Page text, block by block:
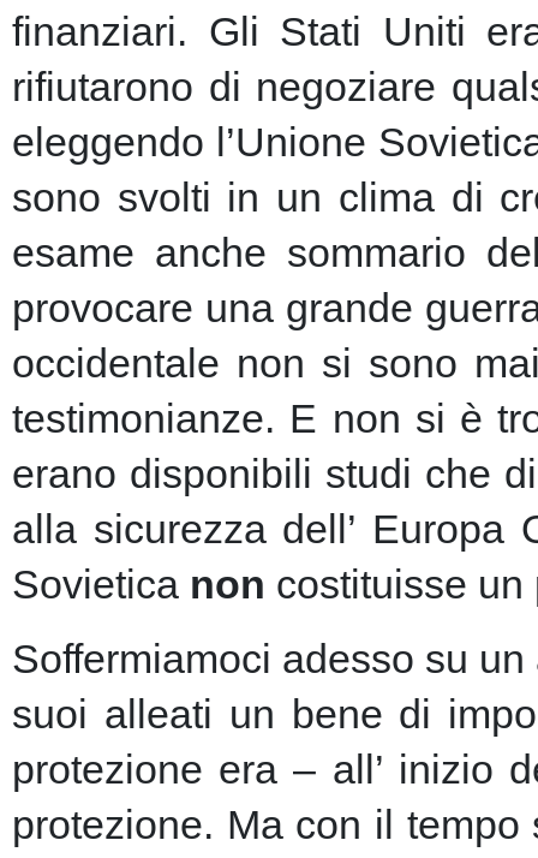
finanziari. Gli Stati Uniti
rifiutarono di negoziare
eleggendo l’Unione
sono svolti in un clima di
esame anche sommario
provocare una grande
occidentale non si sono
testimonianze. E non si è
erano disponibili studi che
alla sicurezza dell’
Sovietica non costituisse un
Soffermiamoci adesso su
suoi alleati un bene di
protezione era – all’ inizio
protezione. Ma con il tempo